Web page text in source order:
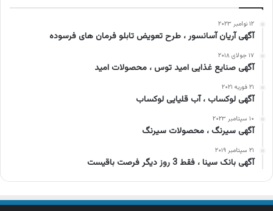
۱۲ نوامبر ۲۰۲۳
آگهی آریان آسانسور ، طرح تعویض تابلو فرمان های فرسوده
۱۷ جولای ۲۰۱۸
آگهی صنایع غذایی امید توس ، محصولات امید
۲۱ فوریه ۲۰۲۱
آگهی لوکساب ، آب قلیایی لوکساب
۱۰ سپتامبر ۲۰۲۳
آگهی سیرنگ ، محصولات سیرنگ
۲۱ سپتامبر ۲۰۱۹
آگهی بانک سینا ، فقط 3 روز دیگر فرصت باقیست